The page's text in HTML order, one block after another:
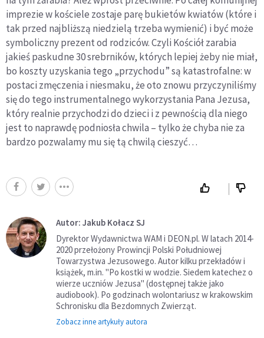
imprezie w kościele zostaje parę bukietów kwiatów (które i
tak przed najbliższą niedzielą trzeba wymienić) i być może
symboliczny prezent od rodziców. Czyli Kościół zarabia
jakieś paskudne 30 srebrników, których lepiej żeby nie miał,
bo koszty uzyskania tego „przychodu” są katastrofalne: w
postaci zmęczenia i niesmaku, że oto znowu przyczyniliśmy
się do tego instrumentalnego wykorzystania Pana Jezusa,
który realnie przychodzi do dzieci i z pewnością dla niego
jest to naprawdę podniosła chwila – tylko że chyba nie za
bardzo pozwalamy mu się tą chwilą cieszyć…
Autor: Jakub Kołacz SJ
Dyrektor Wydawnictwa WAM i DEON.pl. W latach 2014-
2020 przełożony Prowincji Polski Południowej
Towarzystwa Jezusowego. Autor kilku przekładów i
książek, m.in. "Po kostki w wodzie. Siedem katechez o
wierze uczniów Jezusa" (dostępnej także jako
audiobook). Po godzinach wolontariusz w krakowskim
Schronisku dla Bezdomnych Zwierząt.
Zobacz inne artykuły autora